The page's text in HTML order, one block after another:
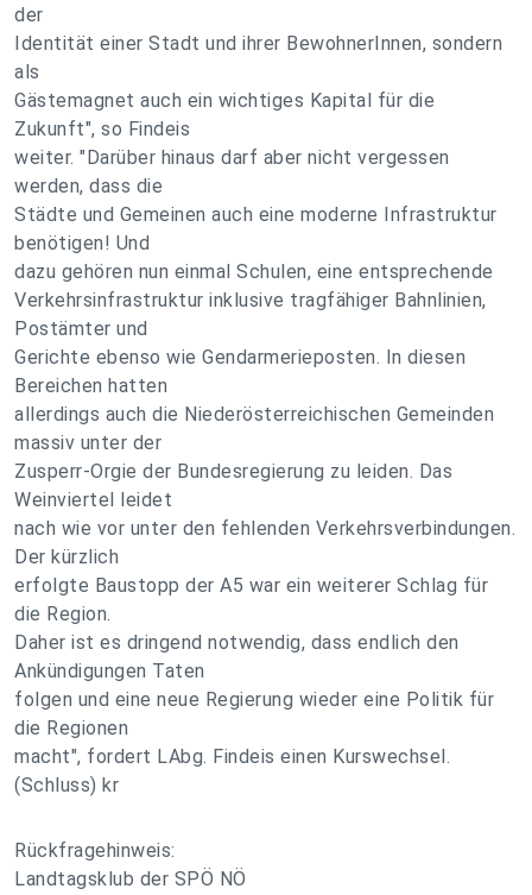
der
Identität einer Stadt und ihrer BewohnerInnen, sondern
als
Gästemagnet auch ein wichtiges Kapital für die
Zukunft", so Findeis
weiter. "Darüber hinaus darf aber nicht vergessen
werden, dass die
Städte und Gemeinen auch eine moderne Infrastruktur
benötigen! Und
dazu gehören nun einmal Schulen, eine entsprechende
Verkehrsinfrastruktur inklusive tragfähiger Bahnlinien,
Postämter und
Gerichte ebenso wie Gendarmerieposten. In diesen
Bereichen hatten
allerdings auch die Niederösterreichischen Gemeinden
massiv unter der
Zusperr-Orgie der Bundesregierung zu leiden. Das
Weinviertel leidet
nach wie vor unter den fehlenden Verkehrsverbindungen.
Der kürzlich
erfolgte Baustopp der A5 war ein weiterer Schlag für
die Region.
Daher ist es dringend notwendig, dass endlich den
Ankündigungen Taten
folgen und eine neue Regierung wieder eine Politik für
die Regionen
macht", fordert LAbg. Findeis einen Kurswechsel.
(Schluss) kr
Rückfragehinweis:
Landtagsklub der SPÖ NÖ